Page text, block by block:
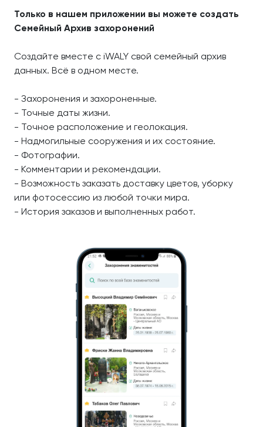
Только в нашем приложении вы можете создать
Семейный Архив захоронений
Создайте вместе с iWALY свой семейный архив
данных. Всё в одном месте.
- Захоронения и захороненные.
- Точные даты жизни.
- Точное расположение и геолокация.
- Надмогильные сооружения и их состояние.
- Фотографии.
- Комментарии и рекомендации.
- Возможность заказать доставку цветов, уборку
или фотосессию из любой точки мира.
- История заказов и выполненных работ.